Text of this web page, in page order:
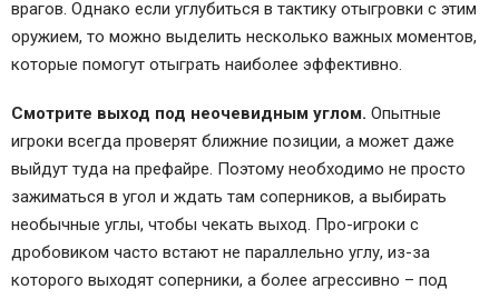
врагов. Однако если углубиться в тактику отыгровки с этим
оружием, то можно выделить несколько важных моментов,
которые помогут отыграть наиболее эффективно.
Смотрите выход под неочевидным углом. Опытные
игроки всегда проверят ближние позиции, а может даже
выйдут туда на префайре. Поэтому необходимо не просто
зажиматься в угол и ждать там соперников, а выбирать
необычные углы, чтобы чекать выход. Про-игроки с
дробовиком часто встают не параллельно углу, из-за
которого выходят соперники, а более агрессивно – под